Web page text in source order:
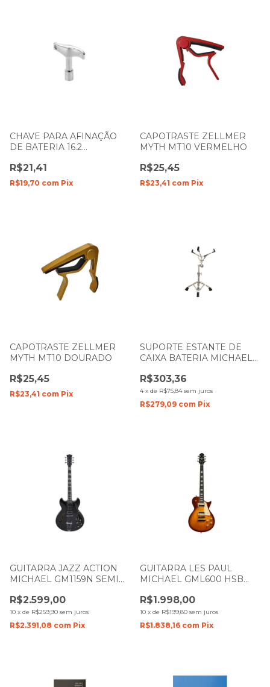
CHAVE PARA AFINAÇÃO
DE BATERIA 16.2
R$21,41
R$19,70 com Pix
CAPOTRASTE ZELLMER
MYTH MT10 VERMELHO
R$25,45
R$23,41 com Pix
CAPOTRASTE ZELLMER
MYTH MT10 DOURADO
R$25,45
R$23,41 com Pix
SUPORTE ESTANTE DE
CAIXA BATERIA MICHAEL
R$303,36
4 x de R$75,84 sem juros
R$279,09 com Pix
GUITARRA JAZZ ACTION
MICHAEL GM1159N SEMI
METALICO
R$2.599,00
10 x de R$259,90 sem juros
R$2.391,08 com Pix
GUITARRA LES PAUL
MICHAEL GML600 HSB
R$1.998,00
10 x de R$199,80 sem juros
R$1.838,16 com Pix